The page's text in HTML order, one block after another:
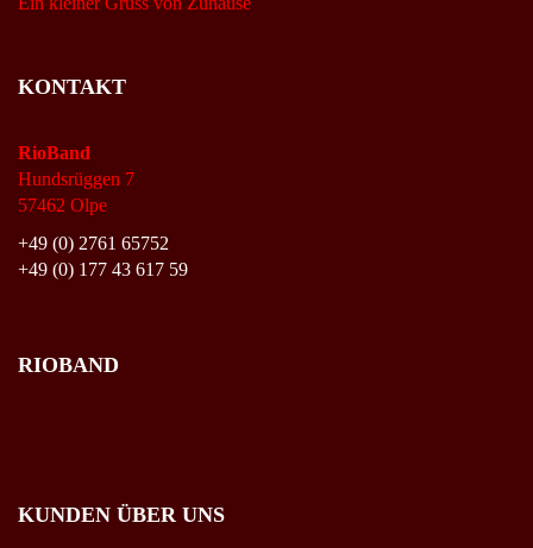
KONTAKT
RioBand
Hundsrüggen 7
57462 Olpe
+49 (0) 2761 65752
+49 (0) 177 43 617 59
RIOBAND
KUNDEN ÜBER UNS